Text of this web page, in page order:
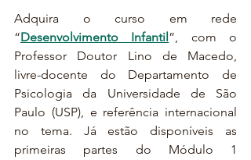
Adquira o curso em rede
“Desenvolvimento Infantil”, com o
Professor Doutor Lino de Macedo,
livre-docente do Departamento de
Psicologia da Universidade de São
Paulo (USP), e referência internacional
no tema. Já estão disponíveis as
primeiras partes do Módulo 1